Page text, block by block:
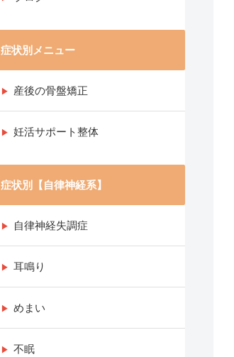
症状別メニュー
産後の骨盤矯正
妊活サポート整体
症状別【自律神経系】
自律神経失調症
耳鳴り
めまい
不眠